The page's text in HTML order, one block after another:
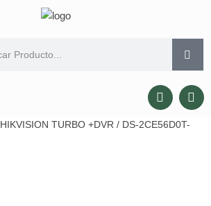
HIKVISION TURBO +DVR / DS-2CE56D0T-